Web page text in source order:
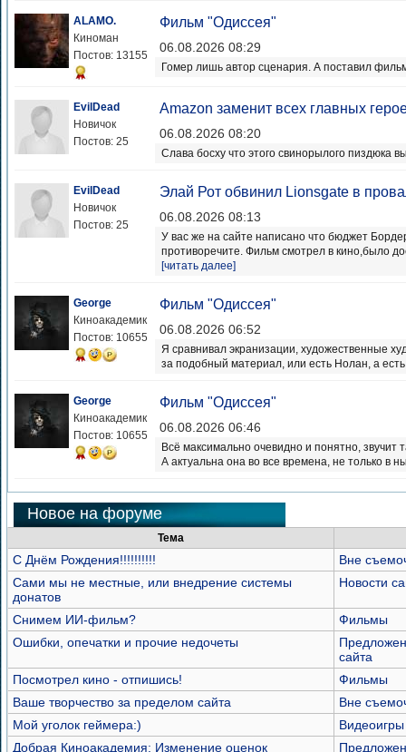
ALAMO.
Киноман
Постов: 13155
Фильм "Одиссея"
06.08.2026 08:29
Гомер лишь автор сценария. А поставил
EvilDead
Новичок
Постов: 25
Amazon заменит всех главных
06.08.2026 08:20
Слава босху что этого свинорылого пиздюка
EvilDead
Новичок
Постов: 25
Элай Рот обвинил Lionsgate в
06.08.2026 08:13
У вас же на сайте написано что бюджет
противоречите. Фильм смотрел в кино,было
[читать далее]
George
Киноакадемик
Постов: 10655
Фильм "Одиссея"
06.08.2026 06:52
Я сравнивал экранизации, художественные
за подобный материал, или есть Нолан, а
George
Киноакадемик
Постов: 10655
Фильм "Одиссея"
06.08.2026 06:46
Всё максимально очевидно и понятно, звучит
А актуальна она во все времена, не только в
Новое на форуме
Тема
С Днём Рождения!!!!!!!!!!
Вне
Сами мы не местные, или внедрение системы
донатов
Новости
Снимем ИИ-фильм?
Фильмы
Ошибки, опечатки и прочие недочеты
сайта
Посмотрел кино - отпишись!
Фильмы
Ваше творчество за пределом сайта
Вне
Мой уголок геймера:)
Видеоигры
Добрая Киноакадемия: Изменение оценок